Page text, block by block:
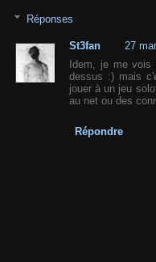
Réponses
St3fan
27
Idem, je me vois
dessus :) mais
jouer à un jeu
au net ou des
Répondre